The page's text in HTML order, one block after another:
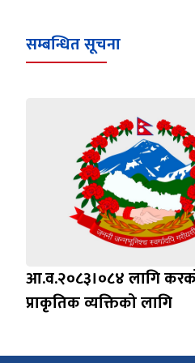
सम्बन्धित सूचना
आ.व.२०८३।०८४ लागि
प्राकृतिक व्यक्तिको लागि